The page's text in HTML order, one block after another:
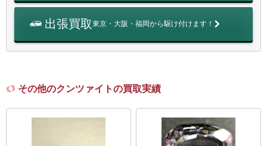
出張買取東京・大阪・福岡から駆け付けます！
その他のクンツァイトの買取実績